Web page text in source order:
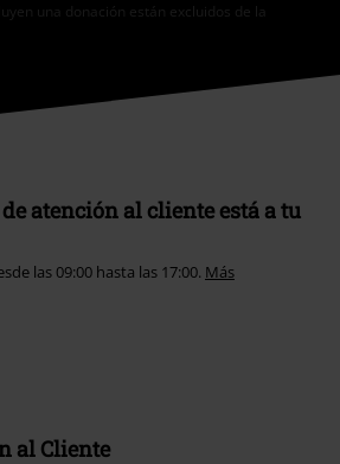
una donación están excluidos de la
atención al cliente está a tu
las 09:00 hasta las 17:00. Más
al Cliente